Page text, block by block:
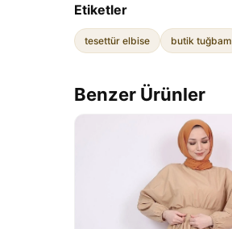
Etiketler
tesettür elbise butik tuğbam
Benzer Ürünler